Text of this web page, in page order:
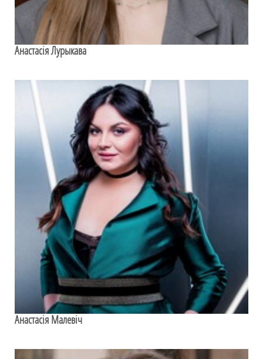
Анастасія Лурыкава
Анастасія Малевіч